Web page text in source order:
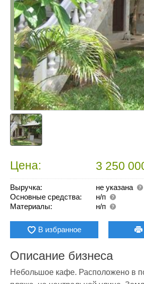
Цена: 3 250
Выручка:
не указана
Основные средства:
н/п
Материалы:
н/п
В избранное
Описание бизнеса
Небольшое кафе. Расположено в